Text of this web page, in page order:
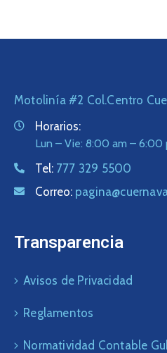
Motolinía #2 Col.Centro
Horarios:
Lun – Vie: 8:00 am – 6:00
Tel: 777 329 5500
Correo:
Transparencia
Avisos de Privacidad
Reglamentos
Normatividad Contable